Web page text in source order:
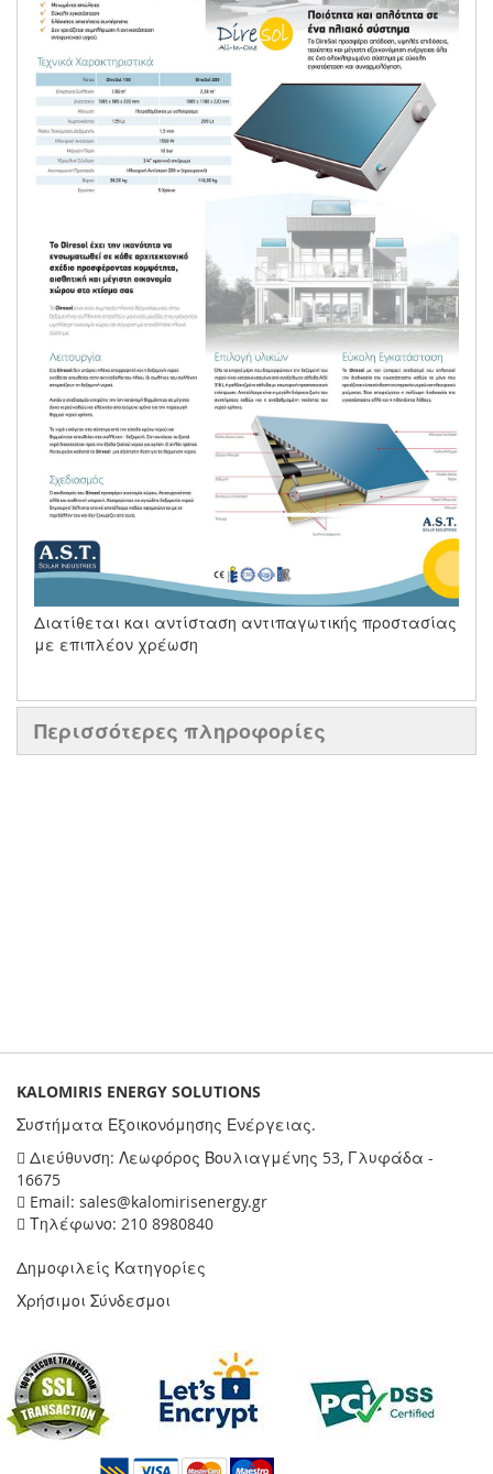
Διατίθεται και αντίσταση αντιπαγωτικής προστασίας
με επιπλέον χρέωση
Περισσότερες πληροφορίες
KALOMIRIS ENERGY SOLUTIONS
Συστήματα Εξοικονόμησης Ενέργειας.
Διεύθυνση: Λεωφόρος Βουλιαγμένης 53, Γλυφάδα -
16675
Email: sales@kalomirisenergy.gr
Τηλέφωνο: 210 8980840
Δημοφιλείς Κατηγορίες
Χρήσιμοι Σύνδεσμοι